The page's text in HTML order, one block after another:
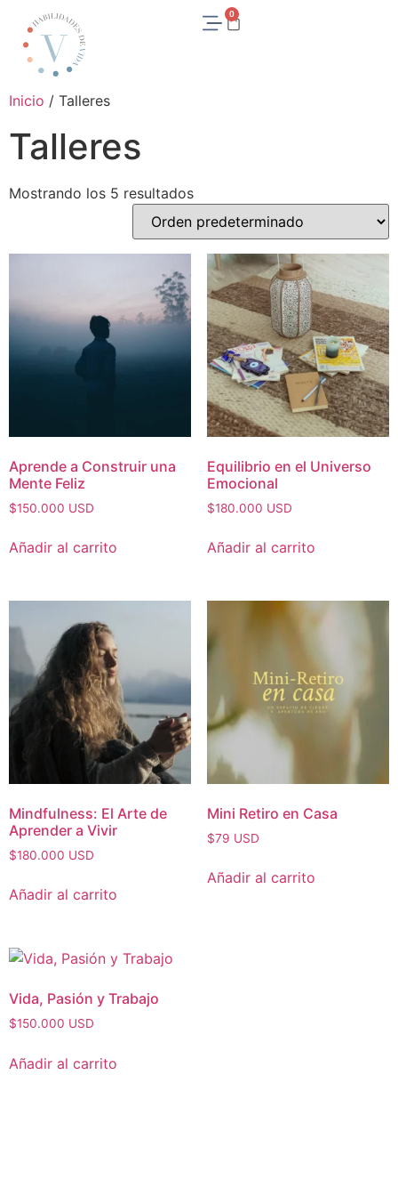
0
Inicio / Talleres
Talleres
Mostrando los 5 resultados
Aprende a Construir una
Mente Feliz
$150.000 USD
Añadir al carrito
Equilibrio en el Universo
Emocional
$180.000 USD
Añadir al carrito
Mindfulness: El Arte de
Aprender a Vivir
$180.000 USD
Añadir al carrito
Mini Retiro en Casa
$79 USD
Añadir al carrito
Vida, Pasión y Trabajo
$150.000 USD
Añadir al carrito